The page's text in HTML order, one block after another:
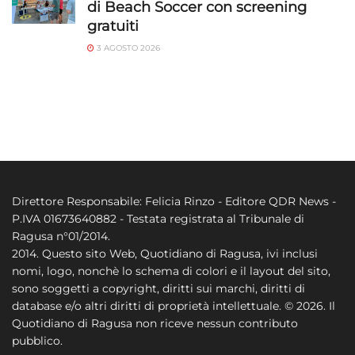
di Beach Soccer con screening
gratuiti
3 AGOSTO 2026
Direttore Responsabile: Felicia Rinzo - Editore QDR News -
P.IVA 01673640882 - Testata registrata al Tribunale di
Ragusa n°01/2014.
2014. Questo sito Web, Quotidiano di Ragusa, ivi inclusi
nomi, logo, nonchè lo schema di colori e il layout del sito,
sono soggetti a copyright, diritti sui marchi, diritti di
database e/o altri diritti di proprietà intellettuale. © 2026. Il
Quotidiano di Ragusa non riceve nessun contributo
pubblico.